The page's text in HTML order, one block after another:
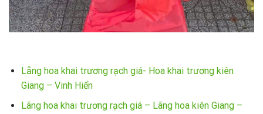
Lẵng hoa khai trương rạch giá- Hoa khai trương kiên
Giang – Vinh Hiển
Lãng hoa khai trương rạch giá – Lãng hoa kiên Giang –